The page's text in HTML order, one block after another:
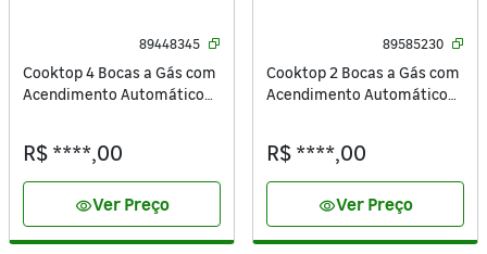
89448345
Cooktop 4 Bocas a Gás com
Acendimento Automático
R$ ****,00
visibilityVer Preço
89585230
Cooktop 2 Bocas a Gás com
Acendimento Automático
R$ ****,00
visibilityVer Preço